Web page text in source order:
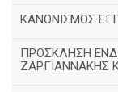
ΚΑΝΟΝΙΣΜΟΣ
ΠΡΟΣΚΛΗΣΗ
ΖΑΡΓΙΑΝΝΑΚΗΣ